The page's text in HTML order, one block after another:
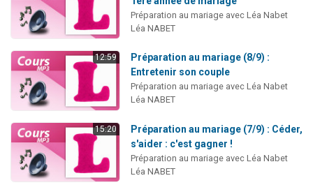
Il reste 49 places pour étudier en groupe sur Zoom
12 nouvelles musiques dans Torah-Box Music
Préparation au mariage avec Léa Nabet
Léa NABET
12:59
Préparation au mariage (8/9) :
Entretenir son couple
Préparation au mariage avec Léa Nabet
Léa NABET
15:20
Préparation au mariage (7/9) : Céder,
s'aider : c'est gagner !
Préparation au mariage avec Léa Nabet
Léa NABET